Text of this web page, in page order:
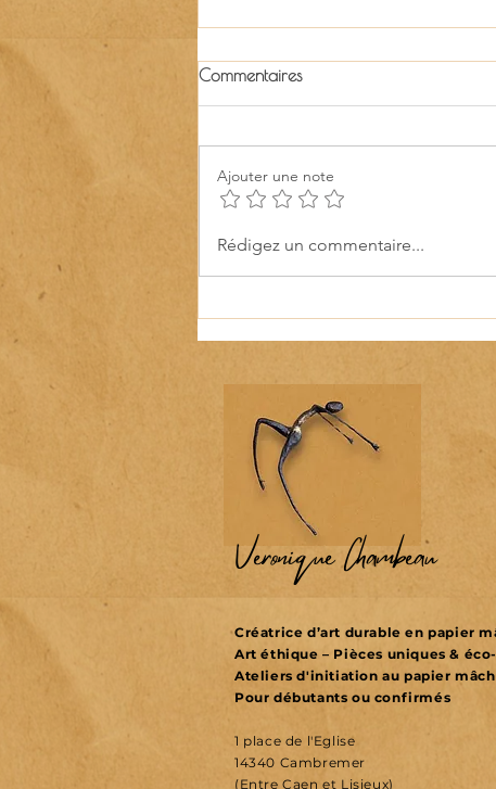
Les Samedis Durables rejoignent
Commentaires
Ajouter une note
Rédigez un commentaire...
Véronique Chambeau
Créatrice d’art durable en papier
Art éthique – Pièces uniques &
Ateliers d'initiation au papier
Pour débutants ou confirmés
1 place de l'Eglise
14340 Cambremer
(Entre Caen et Lisieux)